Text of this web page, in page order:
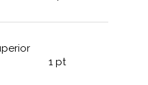
1 pt